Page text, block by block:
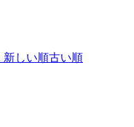
新しい順古い順